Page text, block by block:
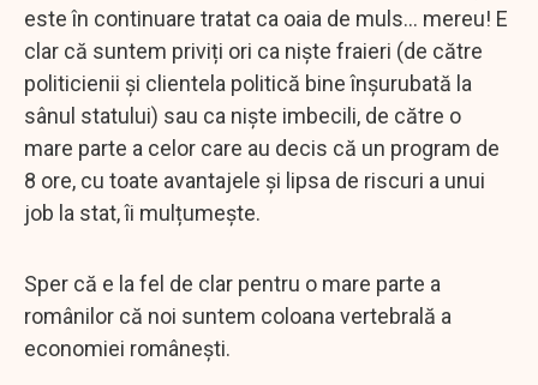
este în continuare tratat ca oaia de muls... mereu! E
clar că suntem priviți ori ca niște fraieri (de către
politicienii și clientela politică bine înșurubată la
sânul statului) sau ca niște imbecili, de către o
mare parte a celor care au decis că un program de
8 ore, cu toate avantajele și lipsa de riscuri a unui
job la stat, îi mulțumește.
Sper că e la fel de clar pentru o mare parte a
românilor că noi suntem coloana vertebrală a
economiei românești.